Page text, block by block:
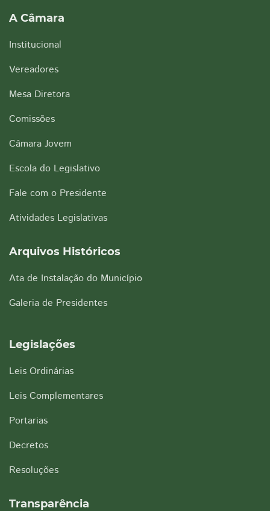
A Câmara
Institucional
Vereadores
Mesa Diretora
Comissões
Câmara Jovem
Escola do Legislativo
Fale com o Presidente
Atividades Legislativas
Arquivos Históricos
Ata de Instalação do Município
Galeria de Presidentes
Legislações
Leis Ordinárias
Leis Complementares
Portarias
Decretos
Resoluções
Transparência